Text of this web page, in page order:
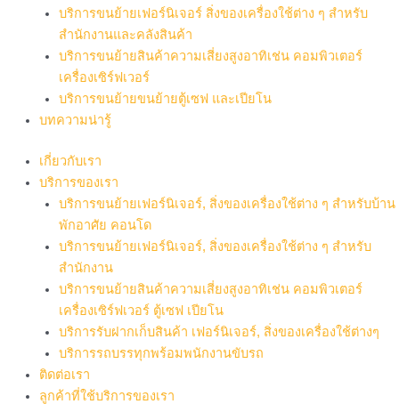
บริการขนย้ายเฟอร์นิเจอร์ สิ่งของเครื่องใช้ต่าง ๆ สำหรับ
สำนักงานและคลังสินค้า
บริการขนย้ายสินค้าความเสี่ยงสูงอาทิเช่น คอมพิวเตอร์
เครื่องเซิร์ฟเวอร์
บริการขนย้ายขนย้ายตู้เซฟ และเปียโน
บทความน่ารู้
เกี่ยวกับเรา
บริการของเรา
บริการขนย้ายเฟอร์นิเจอร์, สิ่งของเครื่องใช้ต่าง ๆ สำหรับบ้าน
พักอาศัย คอนโด
บริการขนย้ายเฟอร์นิเจอร์, สิ่งของเครื่องใช้ต่าง ๆ สำหรับ
สำนักงาน
บริการขนย้ายสินค้าความเสี่ยงสูงอาทิเช่น คอมพิวเตอร์
เครื่องเซิร์ฟเวอร์ ตู้เซฟ เปียโน
บริการรับฝากเก็บสินค้า เฟอร์นิเจอร์, สิ่งของเครื่องใช้ต่างๆ
บริการรถบรรทุกพร้อมพนักงานขับรถ
ติดต่อเรา
ลูกค้าที่ใช้บริการของเรา